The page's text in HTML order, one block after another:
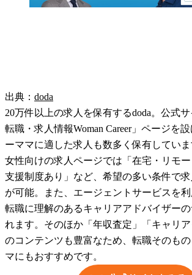
出典： doda
20万件以上の求人を保有するdoda。公式
転職・求人情報Woman Career」ページを
ーママに適した求人も数多く保有していま
女性向けの求人ページでは「在宅・リモ
支援制度あり」など、希望の多い条件で
が可能。また、エージェントサービスを
転職に理解のあるキャリアアドバイザー
れます。そのほか「年収査定」「キャリ
のコンテンツも豊富なため、転職そのも
マにもおすすめです。